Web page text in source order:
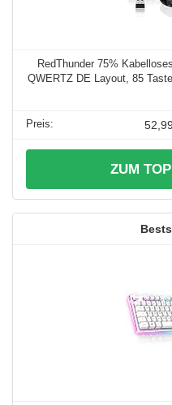
RedThunder 75%
QWERTZ DE Layout, 85
ZUM